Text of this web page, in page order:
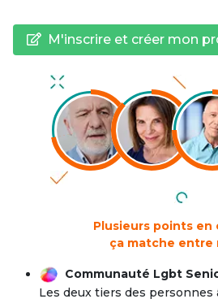
M'inscrire et créer mon
Plusieurs points en
ça matche entre
Communauté Lgbt
Les deux tiers des personnes